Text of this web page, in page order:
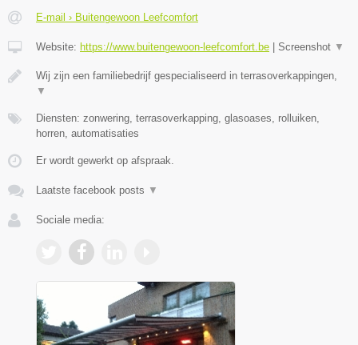
E-mail › Buitengewoon Leefcomfort
Website: https://www.buitengewoon-leefcomfort.be | Screenshot ▼
Wij zijn een familiebedrijf gespecialiseerd in terrasoverkappingen,
▼
Diensten: zonwering, terrasoverkapping, glasoases, rolluiken,
horren, automatisaties
Er wordt gewerkt op afspraak.
Laatste facebook posts ▼
Sociale media: